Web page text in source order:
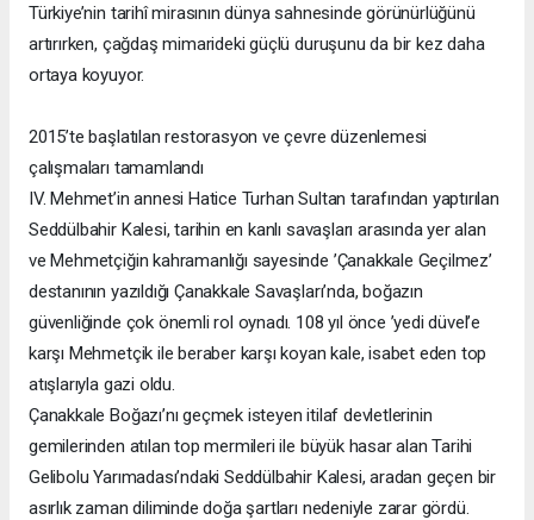
Türkiye’nin tarihî mirasının dünya sahnesinde görünürlüğünü
artırırken, çağdaş mimarideki güçlü duruşunu da bir kez daha
ortaya koyuyor.
2015’te başlatılan restorasyon ve çevre düzenlemesi
çalışmaları tamamlandı
IV. Mehmet’in annesi Hatice Turhan Sultan tarafından yaptırılan
Seddülbahir Kalesi, tarihin en kanlı savaşları arasında yer alan
ve Mehmetçiğin kahramanlığı sayesinde ’Çanakkale Geçilmez’
destanının yazıldığı Çanakkale Savaşları’nda, boğazın
güvenliğinde çok önemli rol oynadı. 108 yıl önce ’yedi düvel’e
karşı Mehmetçik ile beraber karşı koyan kale, isabet eden top
atışlarıyla gazi oldu.
Çanakkale Boğazı’nı geçmek isteyen itilaf devletlerinin
gemilerinden atılan top mermileri ile büyük hasar alan Tarihi
Gelibolu Yarımadası’ndaki Seddülbahir Kalesi, aradan geçen bir
asırlık zaman diliminde doğa şartları nedeniyle zarar gördü.